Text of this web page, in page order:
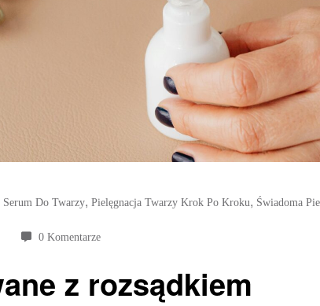
Serum Do Twarzy, Pielęgnacja Twarzy Krok Po Kroku, Świadoma
0 Komentarze
z rozsądkiem